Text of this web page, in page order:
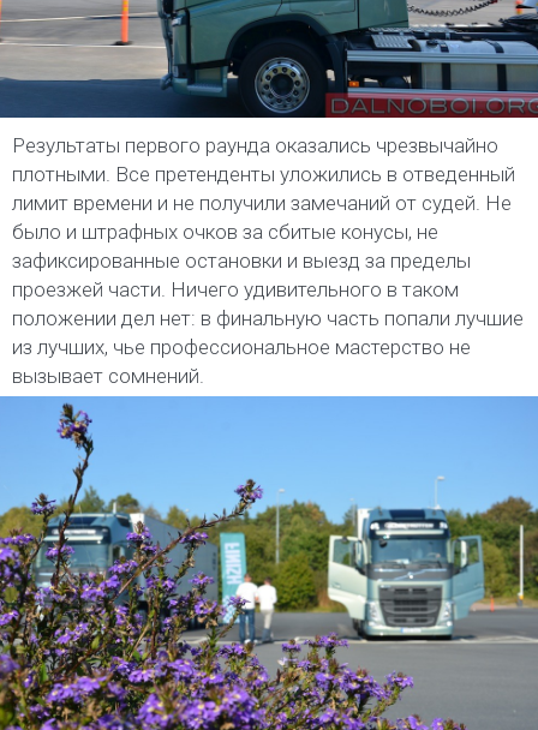
Результаты первого раунда оказались чрезвычайно
плотными. Все претенденты уложились в отведенный
лимит времени и не получили замечаний от судей. Не
было и штрафных очков за сбитые конусы, не
зафиксированные остановки и выезд за пределы
проезжей части. Ничего удивительного в таком
положении дел нет: в финальную часть попали лучшие
из лучших, чье профессиональное мастерство не
вызывает сомнений.